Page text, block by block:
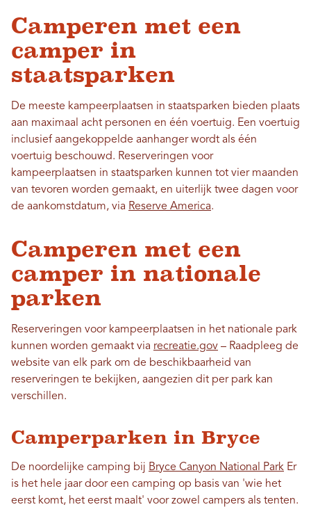
Camperen met een
camper in
staatsparken
De meeste kampeerplaatsen in staatsparken bieden plaats
aan maximaal acht personen en één voertuig. Een voertuig
inclusief aangekoppelde aanhanger wordt als één
voertuig beschouwd. Reserveringen voor
kampeerplaatsen in staatsparken kunnen tot vier maanden
van tevoren worden gemaakt, en uiterlijk twee dagen voor
de aankomstdatum, via Reserve America.
Camperen met een
camper in nationale
parken
Reserveringen voor kampeerplaatsen in het nationale park
kunnen worden gemaakt via recreatie.gov – Raadpleeg de
website van elk park om de beschikbaarheid van
reserveringen te bekijken, aangezien dit per park kan
verschillen.
Camperparken in Bryce
De noordelijke camping bij Bryce Canyon National Park Er
is het hele jaar door een camping op basis van 'wie het
eerst komt, het eerst maalt' voor zowel campers als tenten.